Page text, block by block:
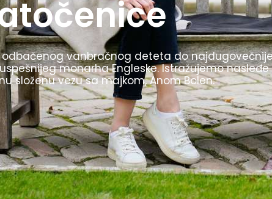
igre u Berlinu 1936. godine bile su
i štafetu sa bakljom. Prikazujemo
ih je Hitler koristio kao propagandu za svoj